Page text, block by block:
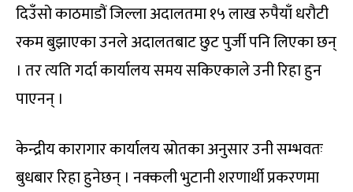
दिउँसो काठमाडौं जिल्ला अदालतमा १५ लाख रुपैयाँ धरौटी
रकम बुझाएका उनले अदालतबाट छुट पुर्जी पनि लिएका छन्
। तर त्यति गर्दा कार्यालय समय सकिएकाले उनी रिहा हुन
पाएनन् ।
केन्द्रीय कारागार कार्यालय स्रोतका अनुसार उनी सम्भवतः
बुधबार रिहा हुनेछन् । नक्कली भुटानी शरणार्थी प्रकरणमा